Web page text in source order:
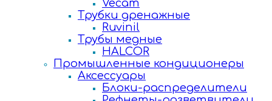
Vecam
Трубки дренажные
Ruvinil
Трубы медные
HALCOR
Промышленные кондиционеры
Аксессуары
Блоки-распределители